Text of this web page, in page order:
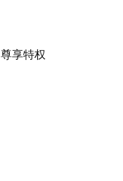
尊享特权